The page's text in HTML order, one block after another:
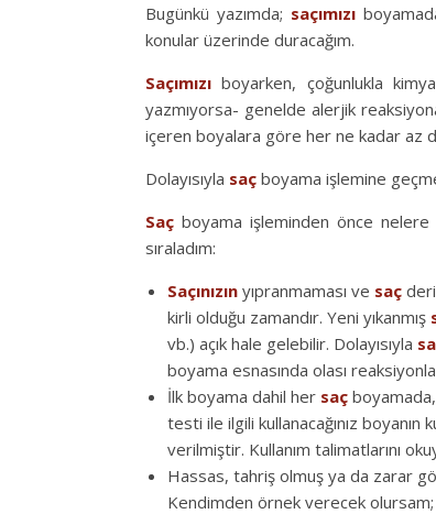
Bugünkü yazımda; saçımızı
konular üzerinde duracağım.
Saçımızı boyarken, çoğunlukla
yazmıyorsa- genelde alerjik
içeren boyalara göre her ne kadar az
Dolayısıyla saç boyama işlemine
Saç boyama işleminden önce
sıraladım:
Saçınızın yıpranmaması ve saç
kirli olduğu zamandır. Yeni yıkanmış
vb.) açık hale gelebilir. Dolayısıyla
boyama esnasında olası
İlk boyama dahil her saç boyamada,
testi ile ilgili kullanacağınız boyanın
verilmiştir. Kullanım talimatlarını
Hassas, tahriş olmuş ya da zarar
Kendimden örnek verecek